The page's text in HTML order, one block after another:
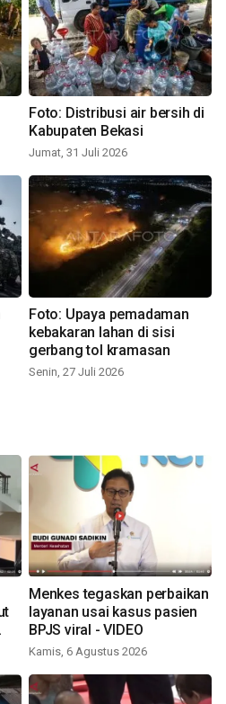
Foto: Distribusi air bersih di
Kabupaten Bekasi
Jumat, 31 Juli 2026
Foto: Upaya pemadaman
kebakaran lahan di sisi
gerbang tol kramasan
Senin, 27 Juli 2026
Menkes tegaskan perbaikan
layanan usai kasus pasien
BPJS viral - VIDEO
Kamis, 6 Agustus 2026